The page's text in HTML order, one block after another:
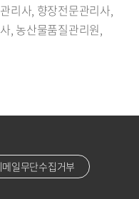
리사, 향장전문관리사,
, 농산물품질관리원,
메일무단수집거부